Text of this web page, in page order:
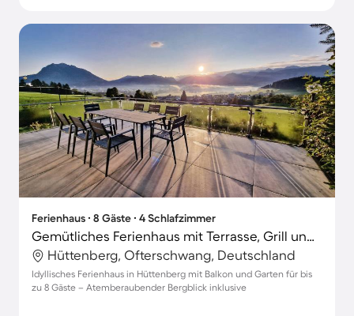
Ferienhaus ∙ 8 Gäste ∙ 4 Schlafzimmer
Gemütliches Ferienhaus mit Terrasse, Grill und Garten | Bergblick
Hüttenberg, Ofterschwang, Deutschland
Idyllisches Ferienhaus in Hüttenberg mit Balkon und Garten für bis
zu 8 Gäste – Atemberaubender Bergblick inklusive